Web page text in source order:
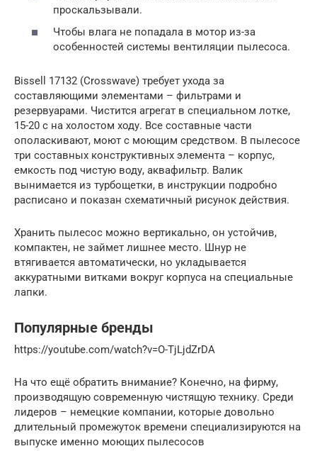
проскальзывали.
Чтобы влага не попадала в мотор из-за
особенностей системы вентиляции пылесоса.
Bissell 17132 (Crosswave) требует ухода за
составляющими элементами – фильтрами и
резервуарами. Чистится агрегат в специальном лотке,
15-20 с на холостом ходу. Все составные части
ополаскивают, моют с моющим средством. В пылесосе
три составных конструктивных элемента – корпус,
емкость под чистую воду, аквафильтр. Валик
вынимается из турбощетки, в инструкции подробно
расписано и показан схематичный рисунок действия.
Хранить пылесос можно вертикально, он устойчив,
компактен, не займет лишнее место. Шнур не
втягивается автоматически, но укладывается
аккуратными витками вокруг корпуса на специальные
лапки.
Популярные бренды
https://youtube.com/watch?v=O-TjLjdZrDA
На что ещё обратить внимание? Конечно, на фирму,
производящую современную чистящую технику. Среди
лидеров – немецкие компании, которые довольно
длительный промежуток времени специализируются на
выпуске именно моющих пылесосов